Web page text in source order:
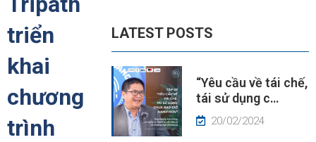
triển
khai
chương
trình
LATEST POSTS
“Yêu cầu về tái chế,
tái sử dụng c…
20/02/2024